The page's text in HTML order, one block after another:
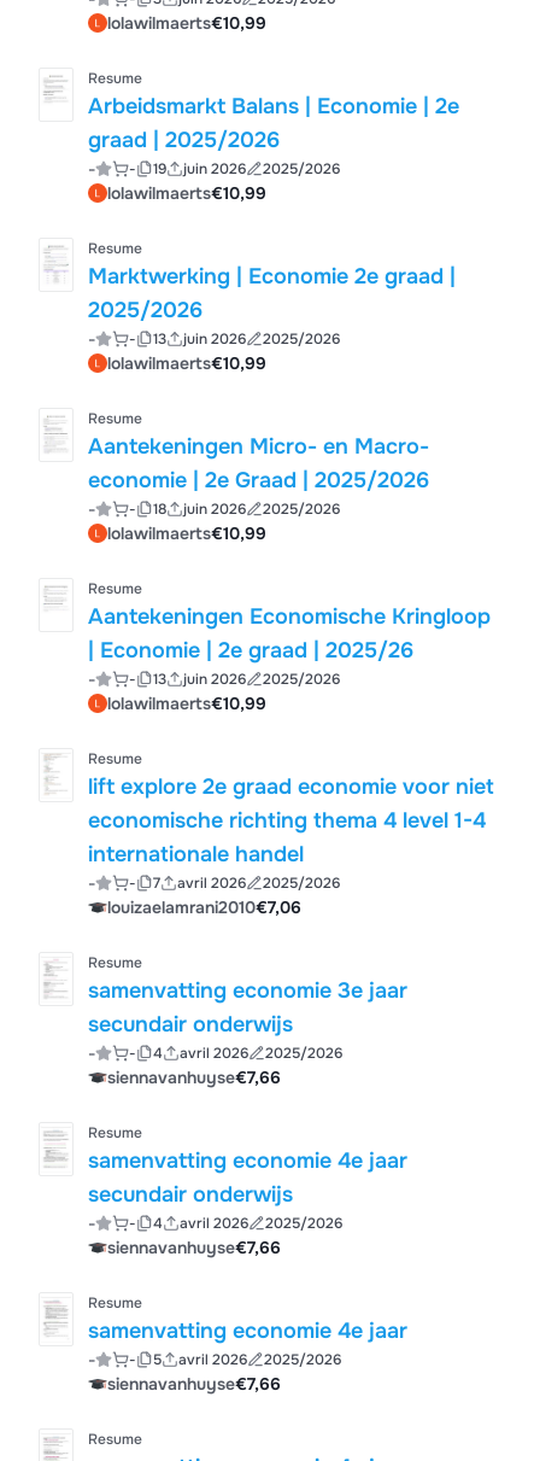
lolawilmaerts€10,99
Resume
Arbeidsmarkt Balans | Economie | 2e
graad | 2025/2026
- - 19 juin 2026 2025/2026
lolawilmaerts€10,99
Resume
Marktwerking | Economie 2e graad |
2025/2026
- - 13 juin 2026 2025/2026
lolawilmaerts€10,99
Resume
Aantekeningen Micro- en Macro-
economie | 2e Graad | 2025/2026
- - 18 juin 2026 2025/2026
lolawilmaerts€10,99
Resume
Aantekeningen Economische Kringloop
| Economie | 2e graad | 2025/26
- - 13 juin 2026 2025/2026
lolawilmaerts€10,99
Resume
lift explore 2e graad economie voor niet
economische richting thema 4 level 1-4
internationale handel
- - 7 avril 2026 2025/2026
louizaelamrani2010€7,06
Resume
samenvatting economie 3e jaar
secundair onderwijs
- - 4 avril 2026 2025/2026
siennavanhuyse€7,66
Resume
samenvatting economie 4e jaar
secundair onderwijs
- - 4 avril 2026 2025/2026
siennavanhuyse€7,66
Resume
samenvatting economie 4e jaar
- - 5 avril 2026 2025/2026
siennavanhuyse€7,66
Resume